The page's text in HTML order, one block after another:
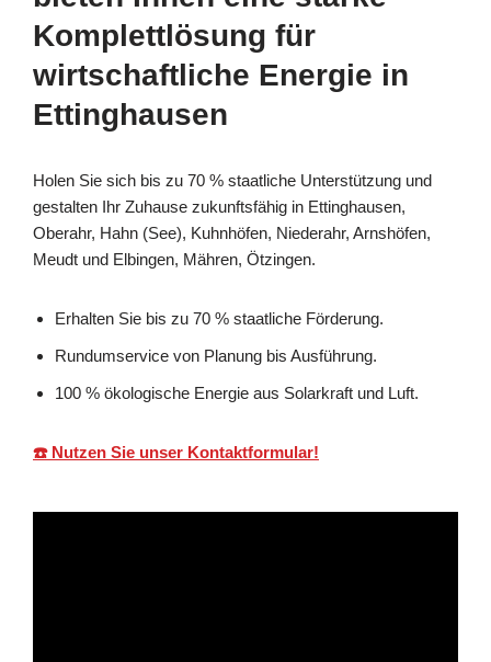
Komplettlösung für
wirtschaftliche Energie in
Ettinghausen
Holen Sie sich bis zu 70 % staatliche Unterstützung und
gestalten Ihr Zuhause zukunftsfähig in Ettinghausen,
Oberahr, Hahn (See), Kuhnhöfen, Niederahr, Arnshöfen,
Meudt und Elbingen, Mähren, Ötzingen.
Erhalten Sie bis zu 70 % staatliche Förderung.
Rundumservice von Planung bis Ausführung.
100 % ökologische Energie aus Solarkraft und Luft.
☎️ Nutzen Sie unser Kontaktformular!